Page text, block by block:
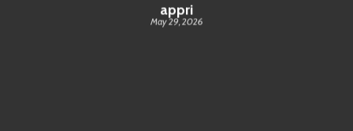
appri
May 29, 2026